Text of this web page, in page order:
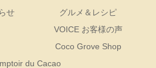
せ
グルメ＆レシピ
VOICE お客様の声
Coco Grove Shop
du Cacao